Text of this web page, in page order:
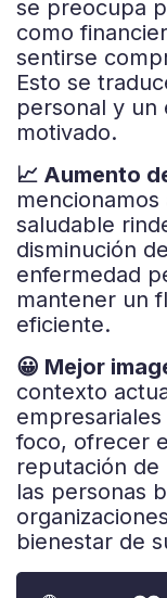
se preocupa
como
sentirse
Esto se
personal y un
motivado.
📈 Aumento
saludable
disminución
enfermedad
mantener un
eficiente.
😀 Mejor
contexto
foco, ofrecer
reputación de
las personas
bienestar de